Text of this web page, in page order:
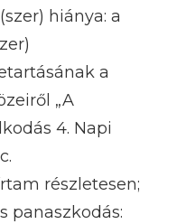
hiánya: a
a
„A
4. Napi
részletesen;
panaszkodás: